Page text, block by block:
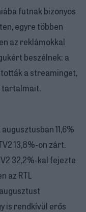
futnak bizonyos
egyre többen
az reklámokkal
beszélnek: a
a streaminget,
tartalmait.
11,6%
13,8%-on zárt.
32,2%-kal fejezte
az RTL
is rendkívül erős